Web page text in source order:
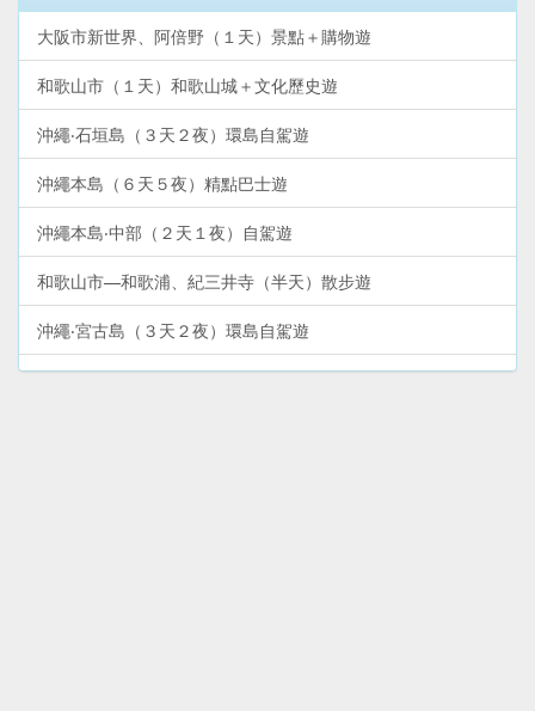
大阪市新世界、阿倍野（１天）景點＋購物遊
和歌山市（１天）和歌山城＋文化歷史遊
沖繩‧石垣島（３天２夜）環島自駕遊
沖繩本島（６天５夜）精點巴士遊
沖繩本島‧中部（２天１夜）自駕遊
和歌山市—和歌浦、紀三井寺（半天）散步遊
沖繩‧宮古島（３天２夜）環島自駕遊
和歌山熊野古道（２天）熊野三山深度遊